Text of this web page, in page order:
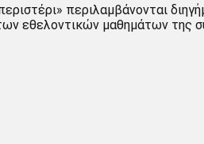
περιλαμβάνονται
εθελοντικών μαθημάτων